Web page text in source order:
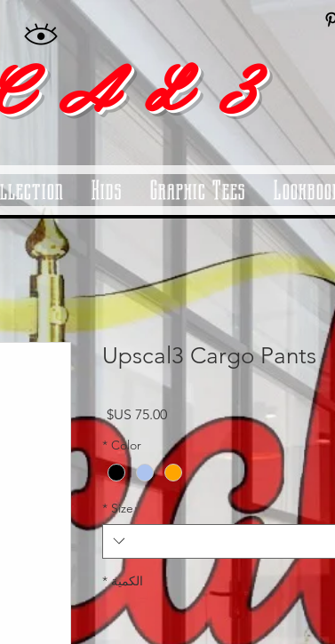
A L 3
Kids Graphic Tees
Upscal3 Cargo Pants
‏75.00 US$ السعر
Color
*
Size
*
الكمية *